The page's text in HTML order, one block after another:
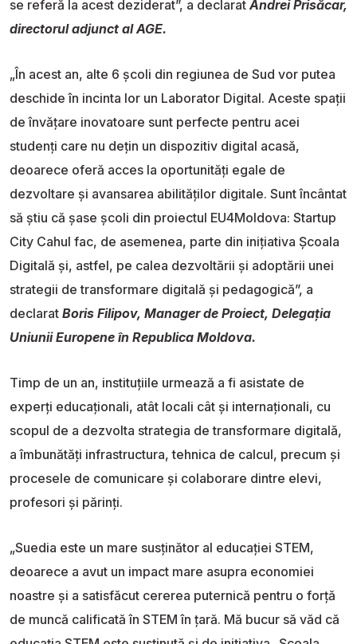
se referă la acest deziderat”, a declarat Andrei Prisăcar,
directorul adjunct al AGE.
„În acest an, alte 6 școli din regiunea de Sud vor putea
deschide în incinta lor un Laborator Digital. Aceste spații
de învățare inovatoare sunt perfecte pentru acei
studenți care nu dețin un dispozitiv digital acasă,
deoarece oferă acces la oportunități egale de
dezvoltare și avansarea abilităților digitale. Sunt încântat
să știu că șase școli din proiectul EU4Moldova: Startup
City Cahul fac, de asemenea, parte din inițiativa Școala
Digitală și, astfel, pe calea dezvoltării și adoptării unei
strategii de transformare digitală și pedagogică”, a
declarat Boris Filipov, Manager de Proiect, Delegația
Uniunii Europene în Republica Moldova.
Timp de un an, instituțiile urmează a fi asistate de
experți educaționali, atât locali cât și internaționali, cu
scopul de a dezvolta strategia de transformare digitală,
a îmbunătăți infrastructura, tehnica de calcul, precum și
procesele de comunicare și colaborare dintre elevi,
profesori și părinți.
„Suedia este un mare susținător al educației STEM,
deoarece a avut un impact mare asupra economiei
noastre și a satisfăcut cererea puternică pentru o forță
de muncă calificată în STEM în țară. Mă bucur să văd că